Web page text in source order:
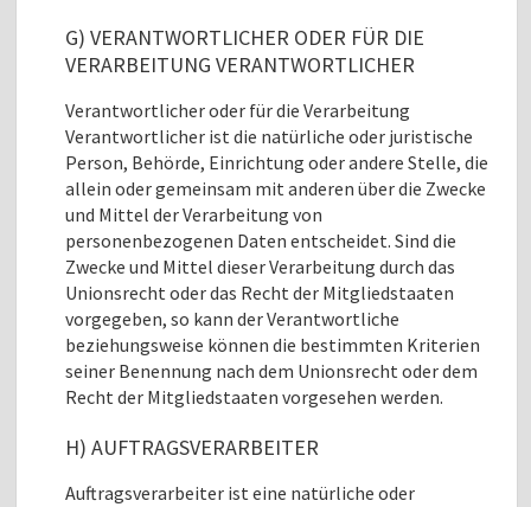
G) VERANTWORTLICHER ODER FÜR DIE
VERARBEITUNG VERANTWORTLICHER
Verantwortlicher oder für die Verarbeitung
Verantwortlicher ist die natürliche oder juristische
Person, Behörde, Einrichtung oder andere Stelle, die
allein oder gemeinsam mit anderen über die Zwecke
und Mittel der Verarbeitung von
personenbezogenen Daten entscheidet. Sind die
Zwecke und Mittel dieser Verarbeitung durch das
Unionsrecht oder das Recht der Mitgliedstaaten
vorgegeben, so kann der Verantwortliche
beziehungsweise können die bestimmten Kriterien
seiner Benennung nach dem Unionsrecht oder dem
Recht der Mitgliedstaaten vorgesehen werden.
H) AUFTRAGSVERARBEITER
Auftragsverarbeiter ist eine natürliche oder